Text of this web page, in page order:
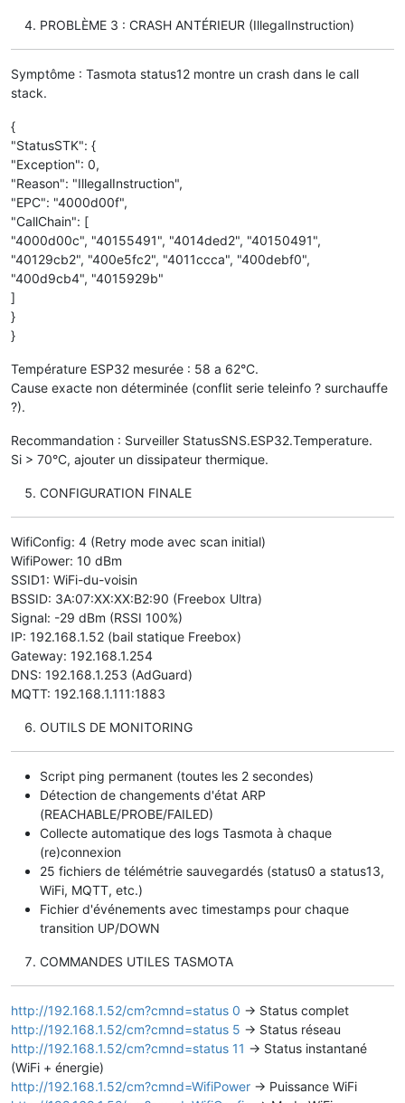
PROBLÈME 3 : CRASH ANTÉRIEUR (IllegalInstruction)
Symptôme : Tasmota status12 montre un crash dans le call
stack.
{
"StatusSTK": {
"Exception": 0,
"Reason": "IllegalInstruction",
"EPC": "4000d00f",
"CallChain": [
"4000d00c", "40155491", "4014ded2", "40150491",
"40129cb2", "400e5fc2", "4011ccca", "400debf0",
"400d9cb4", "4015929b"
]
}
}
Température ESP32 mesurée : 58 a 62°C.
Cause exacte non déterminée (conflit serie teleinfo ? surchauffe
?).
Recommandation : Surveiller StatusSNS.ESP32.Temperature.
Si > 70°C, ajouter un dissipateur thermique.
CONFIGURATION FINALE
WifiConfig: 4 (Retry mode avec scan initial)
WifiPower: 10 dBm
SSID1: WiFi-du-voisin
BSSID: 3A:07:XX:XX:B2:90 (Freebox Ultra)
Signal: -29 dBm (RSSI 100%)
IP: 192.168.1.52 (bail statique Freebox)
Gateway: 192.168.1.254
DNS: 192.168.1.253 (AdGuard)
MQTT: 192.168.1.111:1883
OUTILS DE MONITORING
Script ping permanent (toutes les 2 secondes)
Détection de changements d'état ARP
(REACHABLE/PROBE/FAILED)
Collecte automatique des logs Tasmota à chaque
(re)connexion
25 fichiers de télémétrie sauvegardés (status0 a status13,
WiFi, MQTT, etc.)
Fichier d'événements avec timestamps pour chaque
transition UP/DOWN
COMMANDES UTILES TASMOTA
http://192.168.1.52/cm?cmnd=status 0 -> Status complet
http://192.168.1.52/cm?cmnd=status 5 -> Status réseau
http://192.168.1.52/cm?cmnd=status 11 -> Status instantané
(WiFi + énergie)
http://192.168.1.52/cm?cmnd=WifiPower -> Puissance WiFi